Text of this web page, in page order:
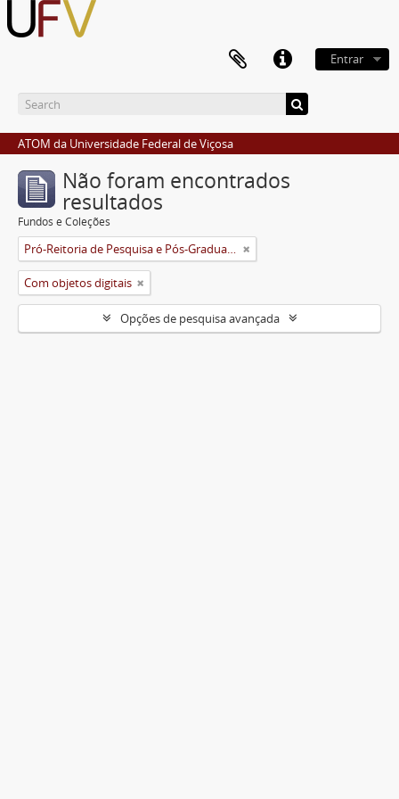
Entrar
ATOM da Universidade Federal de Viçosa
Não foram encontrados
resultados
Fundos e Coleções
Pró-Reitoria de Pesquisa e Pós-Graduação
Com objetos digitais
Opções de pesquisa avançada